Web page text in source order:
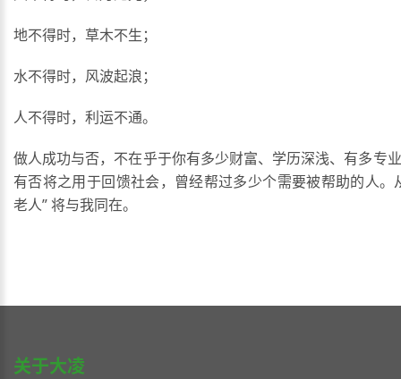
地不得时，草木不生；
水不得时，风波起浪；
人不得时，利运不通。
做人成功与否，不在乎于你有多少财富、学历深浅、有多专
有否将之用于回馈社会，曾经帮过多少个需要被帮助的人。
老人” 将与我同在。
关于大凌